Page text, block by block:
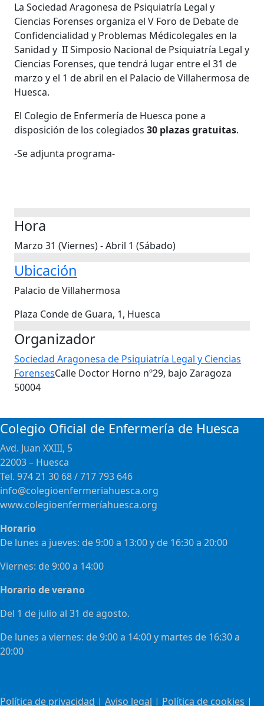
La Sociedad Aragonesa de Psiquiatría Legal y
Ciencias Forenses organiza el V Foro de Debate de
Confidencialidad y Problemas Médicolegales en la
Sanidad y II Simposio Nacional de Psiquiatría Legal y
Ciencias Forenses, que tendrá lugar entre el 31 de
marzo y el 1 de abril en el Palacio de Villahermosa de
Huesca.
El Colegio de Enfermería de Huesca pone a
disposición de los colegiados 30 plazas gratuitas.
-Se adjunta programa-
Hora
Marzo 31 (Viernes) - Abril 1 (Sábado)
Ubicación
Palacio de Villahermosa
Plaza Conde de Guara, 1, Huesca
Organizador
Sociedad Aragonesa de Psiquiatría Legal y Ciencias
ForensesCalle Doctor Horno nº29, bajo Zaragoza
50004
Colegio Oficial de Enfermería de Huesca
Avd. Juan XXIII, 5
22003 – Huesca
Tel. 974 21 30 68 / 717 793 646
info@colegioenfermeriahuesca.org
www.colegioenfermeríahuesca.org
Horario
De lunes a jueves: de 9:00 a 13:00 y de 16:30 a 20:00
Viernes: de 9:00 a 14:00
Horario de verano
Del 1 de julio al 31 de agosto.
De lunes a viernes: de 9:00 a 14:00 y martes de 16:30 a
20:00
Política de privacidad | Aviso legal | Política de cookies |